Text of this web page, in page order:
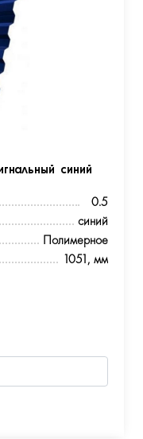
синий
0.5
синий
Полимерное
1051, мм